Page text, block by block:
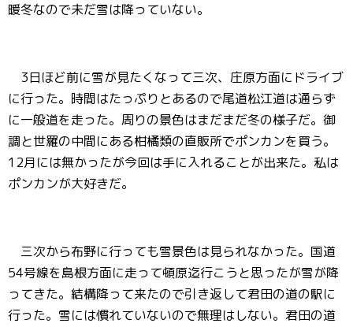
暖冬なので未だ雪は降っていない。
3日ほど前に雪が見たくなって三次、庄原方面にドライブ
に行った。時間はたっぷりとあるので尾道松江道は通らず
に一般道を走った。周りの景色はまだまだ冬の様子だ。御
調と世羅の中間にある柑橘類の直販所でポンカンを買う。
12月には無かったが今回は手に入れることが出来た。私は
ポンカンが大好きだ。
三次から布野に行っても雪景色は見られなかった。国道
54号線を島根方面に走って頓原迄行こうと思ったが雪が降
ってきた。結構降って来たので引き返して君田の道の駅に
行った。雪には慣れていないので無理はしない。君田の道